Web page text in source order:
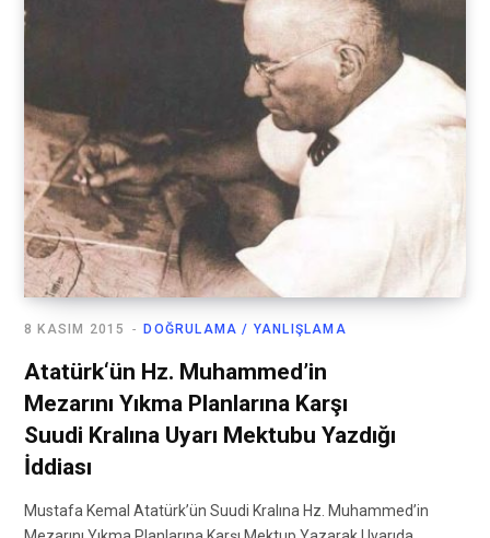
DOĞRULAMA / YANLIŞLAMA
8 KASIM 2015
Atatürk‘ün Hz. Muhammed’in
Mezarını Yıkma Planlarına Karşı
Suudi Kralına Uyarı Mektubu Yazdığı
İddiası
Mustafa Kemal Atatürk’ün Suudi Kralına Hz. Muhammed’in